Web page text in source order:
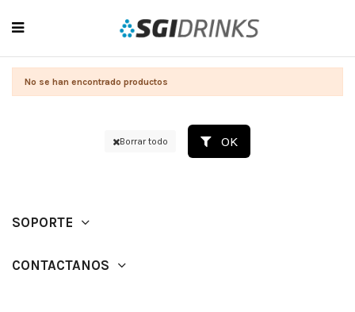
No se han encontrado productos
Borrar todo OK
SOPORTE
CONTACTANOS